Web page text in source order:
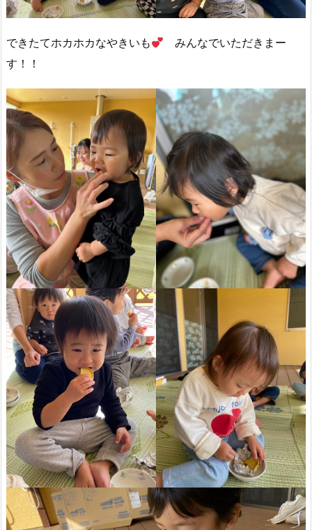
できたてホカホカなやきいも
みんなでいただきまー
す！！